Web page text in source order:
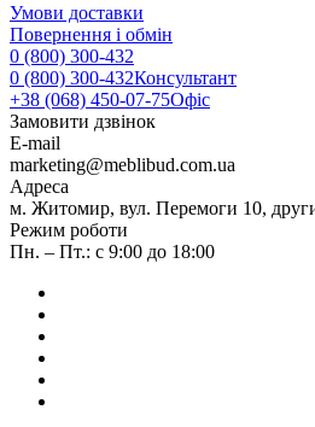
Умови доставки
Повернення і обмін
0 (800) 300-432
0 (800) 300-432Консультант
+38 (068) 450-07-75Офіс
Замовити дзвінок
E-mail
marketing@meblibud.com.ua
Адреса
м. Житомир, вул. Перемоги 10,
Режим роботи
Пн. – Пт.: с 9:00 до 18:00